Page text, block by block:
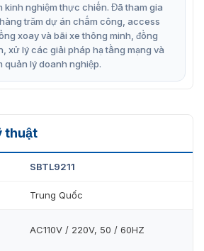
cùng series :Cổng SBTL9222 – Với
RFID & vân tay.
SBTL9211 chính
phẩm mới nhất được chúng tôi
Khi muacổng swing barriertại
có thể yên tâm về chất lượng
để được nhân viên tư vấn hỗ trợ!
kinh nghiệm thực chiến. Đã tham gia
trăm dự án chấm công, access
xoay và bãi xe thông minh, đồng
xử lý các giải pháp hạ tầng mạng và
quản lý doanh nghiệp.
thuật
SBTL9211
Trung Quốc
AC110V / 220V, 50 / 60HZ